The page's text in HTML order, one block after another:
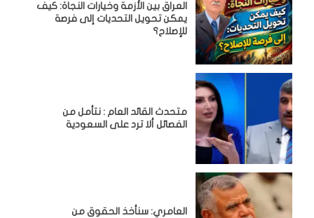
العراق بين الأزمة وخيارات النجاة: كيف
يمكن تحويل التحديات إلى فرصة
للإصلاح؟
متحدث القائد العام : نتأمل من
الفصائل ألا ترد على السعودية
العامري: سنأخذ الحقوق من